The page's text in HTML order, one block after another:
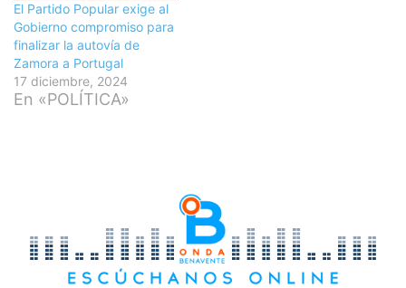
El Partido Popular exige al
Gobierno compromiso para
finalizar la autovía de
Zamora a Portugal
17 diciembre, 2024
En «POLÍTICA»